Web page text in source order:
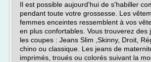
Il est possible aujourd'hui de s'habiller
pendant toute votre grossesse. Les
femmes enceintes ressemblent à vos
en plus confortables. Vous trouverez des
les coupes : Jeans Slim ,Skinny, Droit,
chino ou classique. Les jeans de
imprimés, troués ou colorés suivant la